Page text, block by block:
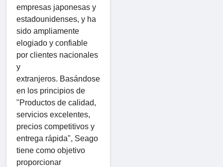
empresas japonesas y
estadounidenses, y ha
sido ampliamente
elogiado y confiable
por clientes nacionales
y
extranjeros. Basándose
en los principios de
"Productos de calidad,
servicios excelentes,
precios competitivos y
entrega rápida", Seago
tiene como objetivo
proporcionar